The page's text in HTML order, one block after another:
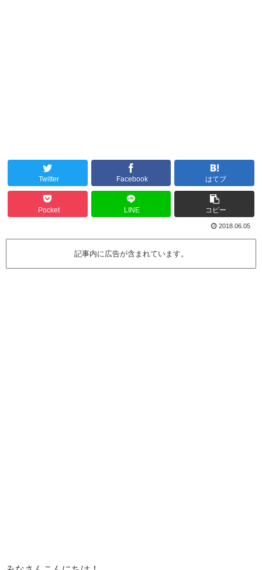
Twitter Facebook はてブ
Pocket LINE コピー
2018.06.05
記事内に広告が含まれています。